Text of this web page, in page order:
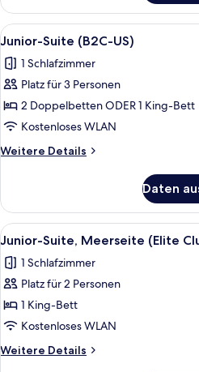
Suite
Ocean
View
Club
(U)
Alle
Fotos
für
Junior-
Suite
(B2C-
US)
anzeigen
6
Junior-Suite (B2C-US)
1 Schlafzimmer
Platz für 3 Personen
2 Doppelbetten ODER 1 King-Bett
Kostenloses WLAN
Weitere Details
Weitere
Suite
(B2C-
US)
Daten
Alle
Fotos
für
Junior-
Suite,
Meerseite
(Elite
Club,
5
Junior-Suite, Meerseite (Elite
1 Schlafzimmer
Platz für 2 Personen
1 King-Bett
Kostenloses WLAN
Weitere Details
Weitere